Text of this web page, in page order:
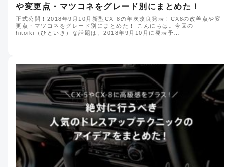
や変更点・マツコネをグレード別にまとめた！
正式公開！2018年9月10月新型CX-8の年次改良発表！CX8の改善点や変
更点・マツコネをグレード別にまとめた！ こんにちは。今回の
hitoiki（ひといき）な話題は、2018年9月10月に発表予…